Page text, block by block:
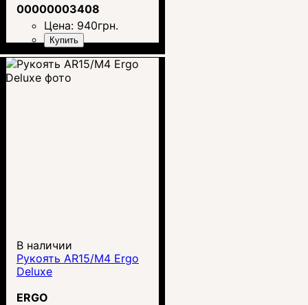
00000003408
Цена: 940грн.
Купить
В наличии
Рукоять AR15/M4 Ergo
Deluxe
ERGO